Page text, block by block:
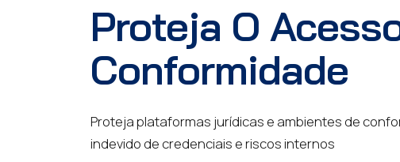
Proteja O
Conformidade
Proteja plataformas jurídicas e ambientes de
indevido de credenciais e riscos internos